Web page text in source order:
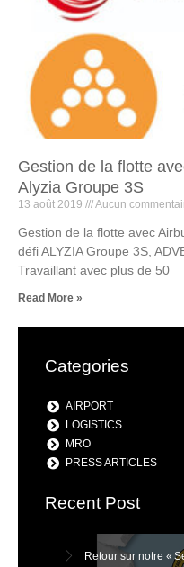
Gestion de la flotte
Alyzia Groupe 3S
13 août 2019 Aucun
Gestion de la flotte avec
défi ALYZIA Groupe 3S,
Travaillant avec plus de 50
Read More »
Categories
AIRPORT
LOGISTICS
MRO
PRESS ARTICLES
Recent Post
Retour sur notre «